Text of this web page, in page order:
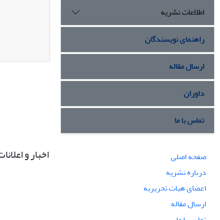
اطلاعات نشریه
راهنمای نویسندگان
ارسال مقاله
داوران
تماس با ما
صفحه اصلی
درباره نشریه
اعضای هیات تحریریه
ارسال مقاله
اخبار و